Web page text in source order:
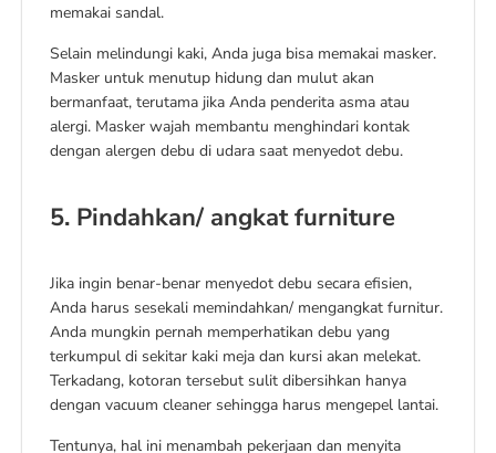
memakai sandal.
Selain melindungi kaki, Anda juga bisa memakai masker.
Masker untuk menutup hidung dan mulut akan
bermanfaat, terutama jika Anda penderita asma atau
alergi. Masker wajah membantu menghindari kontak
dengan alergen debu di udara saat menyedot debu.
5. Pindahkan/ angkat furniture
Jika ingin benar-benar menyedot debu secara efisien,
Anda harus sesekali memindahkan/ mengangkat furnitur.
Anda mungkin pernah memperhatikan debu yang
terkumpul di sekitar kaki meja dan kursi akan melekat.
Terkadang, kotoran tersebut sulit dibersihkan hanya
dengan vacuum cleaner sehingga harus mengepel lantai.
Tentunya, hal ini menambah pekerjaan dan menyita